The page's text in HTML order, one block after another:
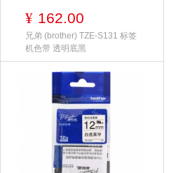
¥ 162.00
兄弟 (brother) TZE-S131 标签
机色带 透明底黑